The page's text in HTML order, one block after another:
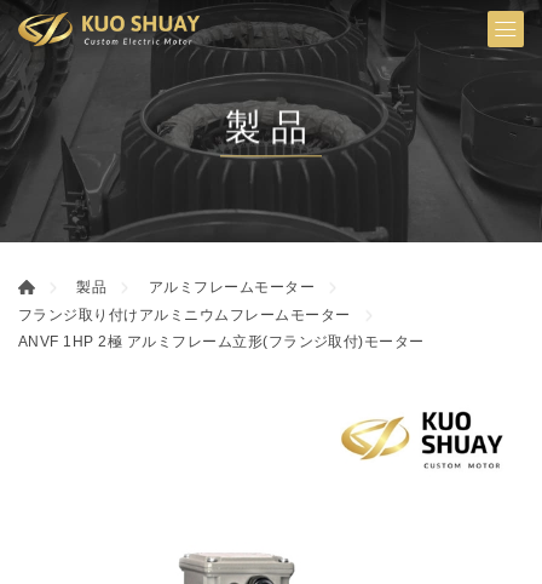
製品
製品
アルミフレームモーター
フランジ取り付けアルミニウムフレームモーター
ANVF 1HP 2極 アルミフレーム立形(フランジ取付)モーター